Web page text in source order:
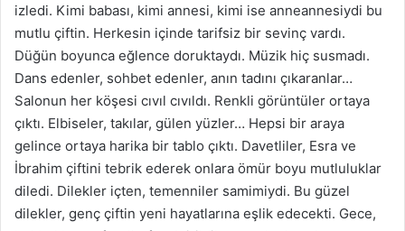
izledi. Kimi babası, kimi annesi, kimi ise anneannesiydi bu
mutlu çiftin. Herkesin içinde tarifsiz bir sevinç vardı.
Düğün boyunca eğlence doruktaydı. Müzik hiç susmadı.
Dans edenler, sohbet edenler, anın tadını çıkaranlar…
Salonun her köşesi cıvıl cıvıldı. Renkli görüntüler ortaya
çıktı. Elbiseler, takılar, gülen yüzler… Hepsi bir araya
gelince ortaya harika bir tablo çıktı. Davetliler, Esra ve
İbrahim çiftini tebrik ederek onlara ömür boyu mutluluklar
diledi. Dilekler içten, temenniler samimiydi. Bu güzel
dilekler, genç çiftin yeni hayatlarına eşlik edecekti. Gece,